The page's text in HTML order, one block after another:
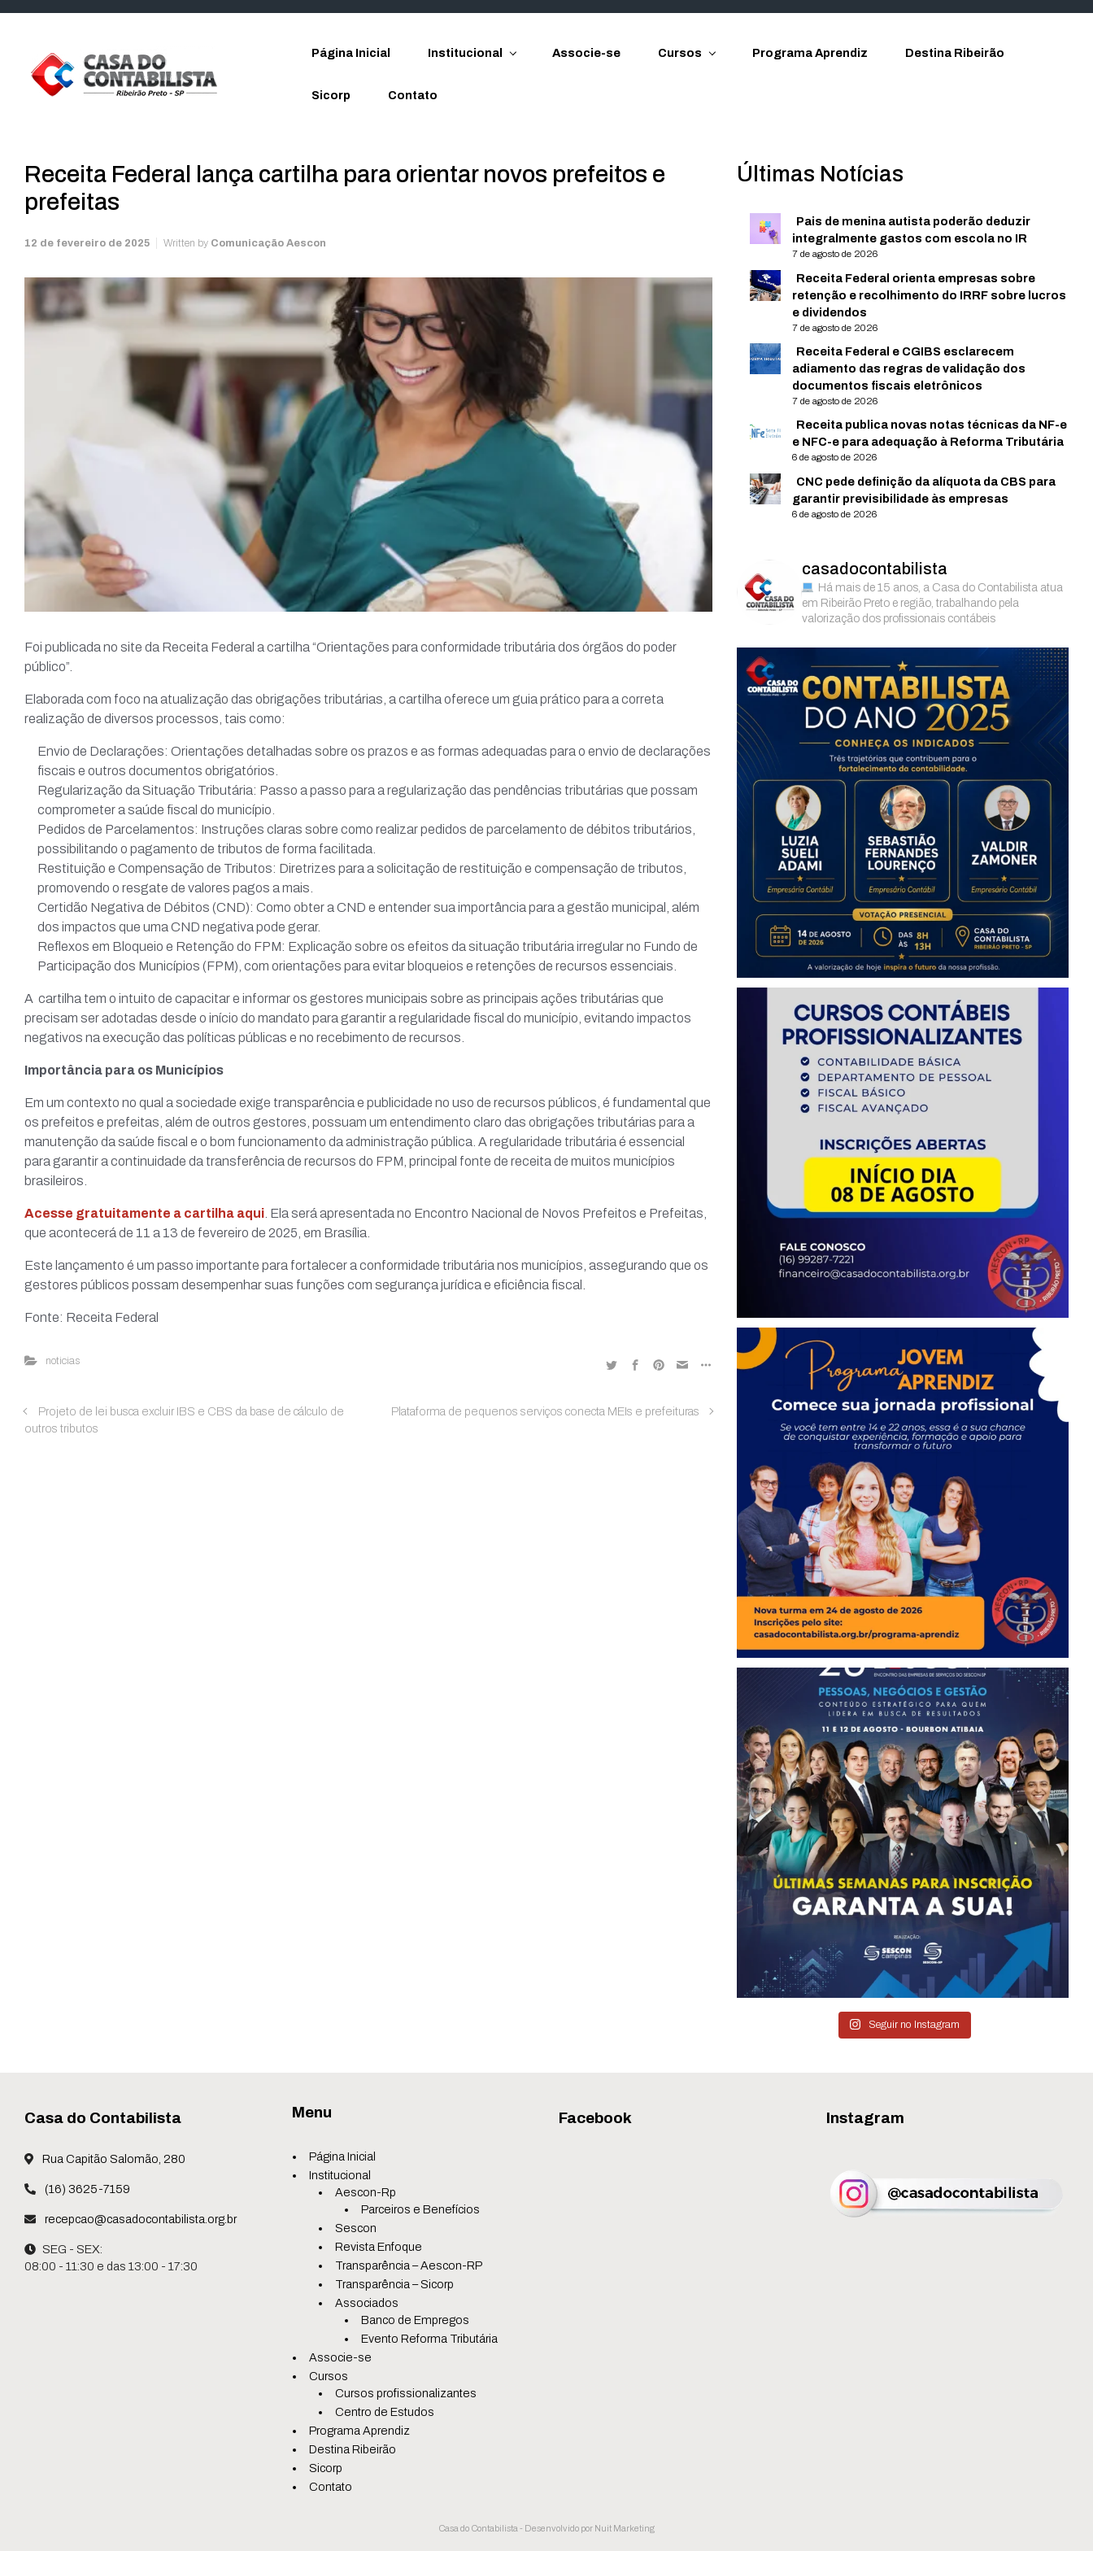
Página Inicial Institucional Associe-se Cursos Programa Aprendiz Destina Ribeirão
Sicorp Contato
Receita Federal lança cartilha para orientar novos prefeitos e
prefeitas
12 de fevereiro de 2025 Written by Comunicação Aescon
Foi publicada no site da Receita Federal a cartilha “Orientações para conformidade tributária dos órgãos do poder
público”.
Elaborada com foco na atualização das obrigações tributárias, a cartilha oferece um guia prático para a correta
realização de diversos processos, tais como:
Envio de Declarações: Orientações detalhadas sobre os prazos e as formas adequadas para o envio de declarações
fiscais e outros documentos obrigatórios.
Regularização da Situação Tributária: Passo a passo para a regularização das pendências tributárias que possam
comprometer a saúde fiscal do município.
Pedidos de Parcelamentos: Instruções claras sobre como realizar pedidos de parcelamento de débitos tributários,
possibilitando o pagamento de tributos de forma facilitada.
Restituição e Compensação de Tributos: Diretrizes para a solicitação de restituição e compensação de tributos,
promovendo o resgate de valores pagos a mais.
Certidão Negativa de Débitos (CND): Como obter a CND e entender sua importância para a gestão municipal, além
dos impactos que uma CND negativa pode gerar.
Reflexos em Bloqueio e Retenção do FPM: Explicação sobre os efeitos da situação tributária irregular no Fundo de
Participação dos Municípios (FPM), com orientações para evitar bloqueios e retenções de recursos essenciais.
A cartilha tem o intuito de capacitar e informar os gestores municipais sobre as principais ações tributárias que
precisam ser adotadas desde o início do mandato para garantir a regularidade fiscal do município, evitando impactos
negativos na execução das políticas públicas e no recebimento de recursos.
Importância para os Municípios
Em um contexto no qual a sociedade exige transparência e publicidade no uso de recursos públicos, é fundamental que
os prefeitos e prefeitas, além de outros gestores, possuam um entendimento claro das obrigações tributárias para a
manutenção da saúde fiscal e o bom funcionamento da administração pública. A regularidade tributária é essencial
para garantir a continuidade da transferência de recursos do FPM, principal fonte de receita de muitos municípios
brasileiros.
Acesse gratuitamente a cartilha aqui . Ela será apresentada no Encontro Nacional de Novos Prefeitos e Prefeitas,
que acontecerá de 11 a 13 de fevereiro de 2025, em Brasília.
Este lançamento é um passo importante para fortalecer a conformidade tributária nos municípios, assegurando que os
gestores públicos possam desempenhar suas funções com segurança jurídica e eficiência fiscal.
Fonte: Receita Federal
noticias
Projeto de lei busca excluir IBS e CBS da base de cálculo de
outros tributos
Plataforma de pequenos serviços conecta MEIs e prefeituras
Últimas Notícias
Pais de menina autista poderão deduzir
integralmente gastos com escola no IR
7 de agosto de 2026
Receita Federal orienta empresas sobre
retenção e recolhimento do IRRF sobre lucros
e dividendos
7 de agosto de 2026
Receita Federal e CGIBS esclarecem
adiamento das regras de validação dos
documentos fiscais eletrônicos
7 de agosto de 2026
Receita publica novas notas técnicas da NF-e
e NFC-e para adequação à Reforma Tributária
6 de agosto de 2026
CNC pede definição da alíquota da CBS para
garantir previsibilidade às empresas
6 de agosto de 2026
casadocontabilista
Há mais de 15 anos, a Casa do Contabilista atua
em Ribeirão Preto e região, trabalhando pela
valorização dos profissionais contábeis
Seguir no Instagram
Casa do Contabilista
Rua Capitão Salomão, 280
(16) 3625-7159
recepcao@casadocontabilista.org.br
SEG - SEX:
08:00 - 11:30 e das 13:00 - 17:30
Menu
Página Inicial
Institucional
Aescon-Rp
Parceiros e Benefícios
Sescon
Revista Enfoque
Transparência – Aescon-RP
Transparência – Sicorp
Associados
Banco de Empregos
Evento Reforma Tributária
Associe-se
Cursos
Cursos profissionalizantes
Centro de Estudos
Programa Aprendiz
Destina Ribeirão
Sicorp
Contato
Facebook Instagram
Casa do Contabilista - Desenvolvido por Nuit Marketing